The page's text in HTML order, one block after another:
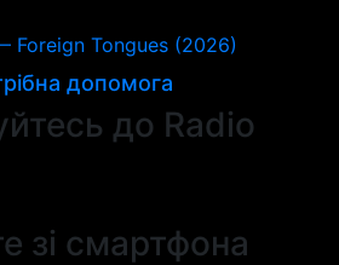
Foreign Tongues (2026)
допомога
до Radio
зі смартфона